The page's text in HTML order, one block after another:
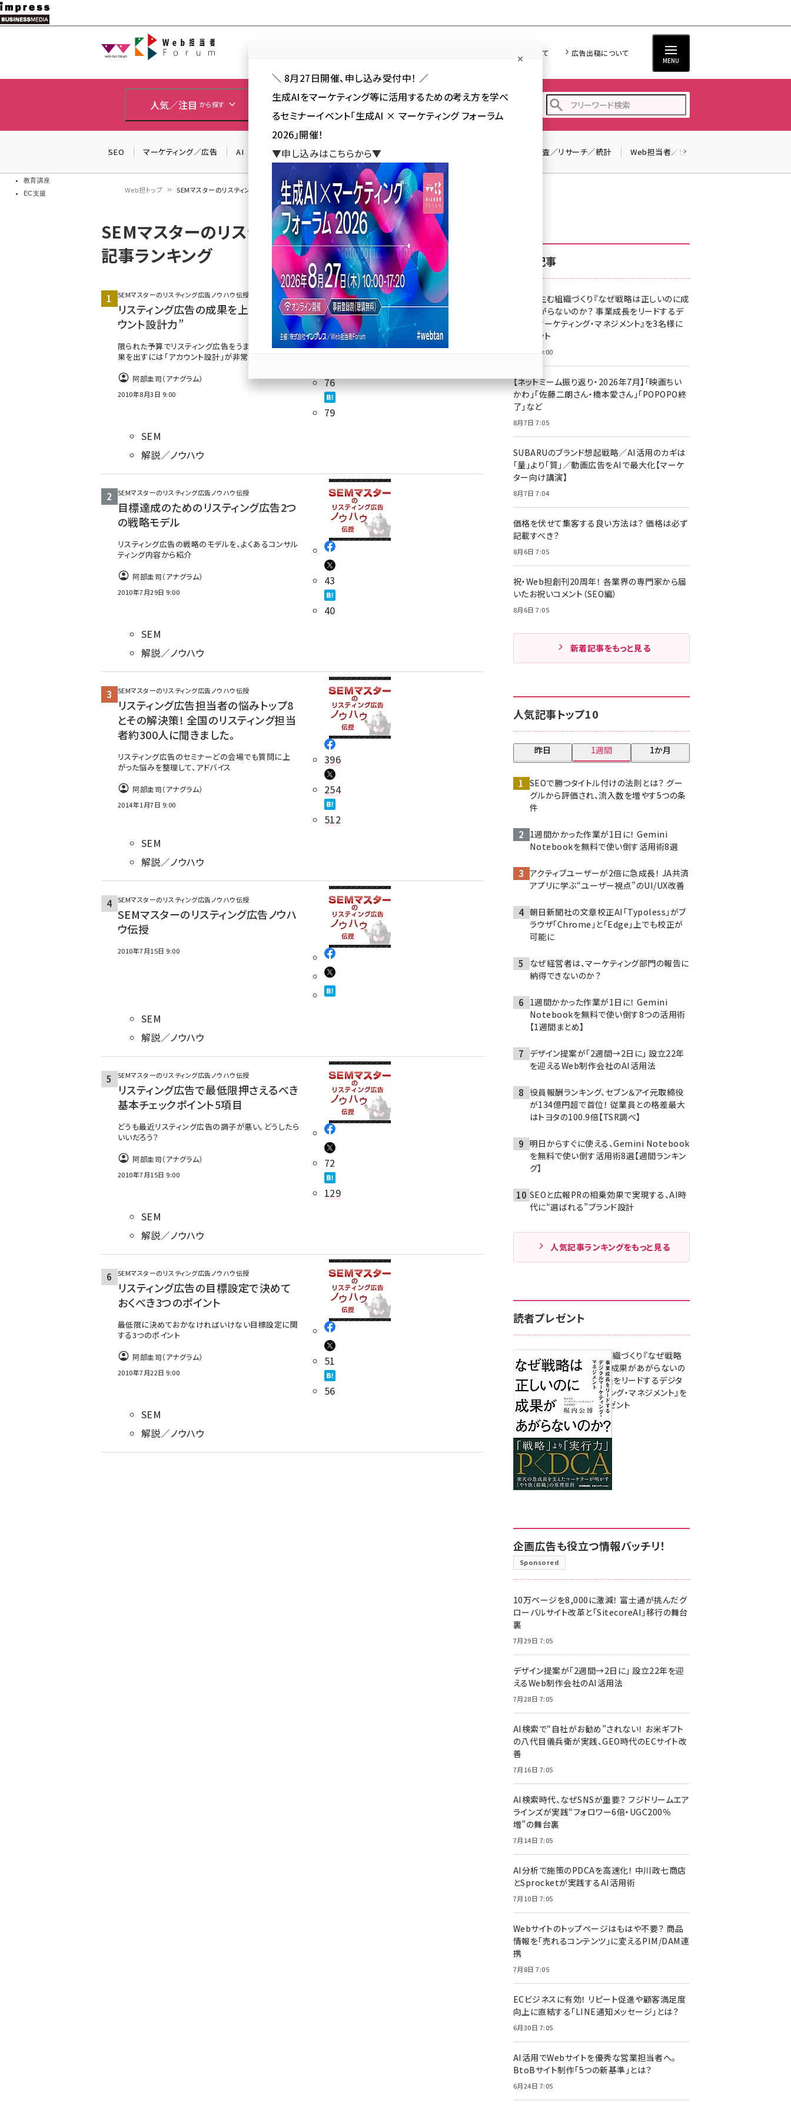
メ
イ
教育講座
EC支援
Web担当者Forum
Web担について 広告出稿について
MENU
人気／注目 から探す カテゴリ／種別 から探す セミナー／イベント から探す
z世代 (1629)
meo (1279)
llmo (1167)
SEO マーケティング／広告 AI SNS アクセス解析／データ分析 調査／リサーチ／統計 Web担当者／仕事
ン
く
Web担トップ SEMマスターのリスティング広告ノウハウ伝授 人気記事ランキング
SEMマスターのリスティング広告ノウハウ伝授 人気
記事ランキング
SEMマスターのリスティング広告ノウハウ伝授
リスティング広告の成果を上げる“アカ
ウント設計力”
限られた予算でリスティング広告をうまく運用して成
果を出すには「アカウント設計」が非常に重要
阿部圭司（アナグラム）
2010年8月3日 9:00
76
79
SEM
解説／ノウハウ
SEMマスターのリスティング広告ノウハウ伝授
目標達成のためのリスティング広告2つ
の戦略モデル
リスティング広告の戦略のモデルを、よくあるコンサル
ティング内容から紹介
阿部圭司（アナグラム）
2010年7月29日 9:00
43
40
SEM
解説／ノウハウ
SEMマスターのリスティング広告ノウハウ伝授
リスティング広告担当者の悩みトップ8
とその解決策! 全国のリスティング担当
者約300人に聞きました。
リスティング広告のセミナーどの会場でも質問に上
がった悩みを整理して、アドバイス
阿部圭司（アナグラム）
2014年1月7日 9:00
396
254
512
SEM
解説／ノウハウ
SEMマスターのリスティング広告ノウハウ伝授
SEMマスターのリスティング広告ノウハ
ウ伝授
2010年7月15日 9:00
SEM
解説／ノウハウ
SEMマスターのリスティング広告ノウハウ伝授
リスティング広告で最低限押さえるべき
基本チェックポイント5項目
どうも最近リスティング広告の調子が悪い。どうしたら
いいだろう？
阿部圭司（アナグラム）
2010年7月15日 9:00
72
129
SEM
解説／ノウハウ
SEMマスターのリスティング広告ノウハウ伝授
リスティング広告の目標設定で決めて
おくべき3つのポイント
最低限に決めておかなければいけない目標設定に関
する3つのポイント
阿部圭司（アナグラム）
2010年7月22日 9:00
51
56
SEM
解説／ノウハウ
新着記事
成果を生む組織づくり『なぜ戦略は正しいのに成
果があがらないのか？ 事業成長をリードするデ
ジタルマーケティング・マネジメント』を3名様に
プレゼント
8月7日 10:00
【ネットミーム振り返り・2026年7月】「映画ちい
かわ」「佐藤二朗さん・橋本愛さん」「POPOPO終
了」など
8月7日 7:05
SUBARUのブランド想起戦略／AI活用のカギは
「量」より「質」／動画広告をAIで最大化【マーケ
ター向け講演】
8月7日 7:04
価格を伏せて集客する良い方法は？ 価格は必ず
記載すべき？
8月6日 7:05
祝・Web担創刊20周年！ 各業界の専門家から届
いたお祝いコメント（SEO編）
8月6日 7:05
新着記事をもっと見る
人気記事トップ10
昨日 1週間 1か月
SEOで勝つタイトル付けの法則とは？ グー
グルから評価され、流入数を増やす5つの条
件
1週間かかった作業が1日に！ Gemini
Notebookを無料で使い倒す活用術8選
アクティブユーザーが2倍に急成長！ JA共済
アプリに学ぶ“ユーザー視点”のUI/UX改善
朝日新聞社の文章校正AI「Typoless」がブ
ラウザ「Chrome」と「Edge」上でも校正が
可能に
なぜ経営者は、マーケティング部門の報告に
納得できないのか？
1週間かかった作業が1日に！ Gemini
Notebookを無料で使い倒す8つの活用術
【1週間まとめ】
デザイン提案が「2週間→2日に」 設立22年
を迎えるWeb制作会社のAI活用法
役員報酬ランキング、セブン＆アイ元取締役
が134億円超で首位！ 従業員との格差最大
はトヨタの100.9倍【TSR調べ】
明日からすぐに使える、Gemini Notebook
を無料で使い倒す活用術8選【週間ランキン
グ】
SEOと広報PRの相乗効果で実現する、AI時
代に“選ばれる”ブランド設計
人気記事ランキングをもっと見る
読者プレゼント
成果を生む組織づくり『なぜ戦略
は正しいのに成果があがらないの
か？ 事業成長をリードするデジタ
ルマーケティング・マネジメント』を
3名様にプレゼント
8月7日 10:00
企画広告も役立つ情報バッチリ！
Sponsored
10万ページを8,000に激減！ 富士通が挑んだグ
ローバルサイト改革と「SitecoreAI」移行の舞台
裏
7月29日 7:05
デザイン提案が「2週間→2日に」 設立22年を迎
えるWeb制作会社のAI活用法
7月28日 7:05
AI検索で“自社がお勧め”されない！ お米ギフト
の八代目儀兵衛が実践、GEO時代のECサイト改
善
7月16日 7:05
AI検索時代、なぜSNSが重要？ フジドリームエア
ラインズが実践“フォロワー6倍・UGC200％
増”の舞台裏
7月14日 7:05
AI分析で施策のPDCAを高速化！ 中川政七商店
とSprocketが実践するAI活用術
7月10日 7:05
Webサイトのトップページはもはや不要？ 商品
情報を「売れるコンテンツ」に変えるPIM/DAM連
携
7月8日 7:05
ECビジネスに有効！ リピート促進や顧客満足度
向上に直結する「LINE通知メッセージ」とは？
6月30日 7:05
AI活用でWebサイトを優秀な営業担当者へ。
BtoBサイト制作「5つの新基準」とは？
6月24日 7:05
＼ 8月27日開催、申し込み受付中！ ／
生成AIをマーケティング等に活用するための考え方を学べ
るセミナーイベント「生成AI × マーケティング フォーラム
2026」開催！
▼申し込みはこちらから▼